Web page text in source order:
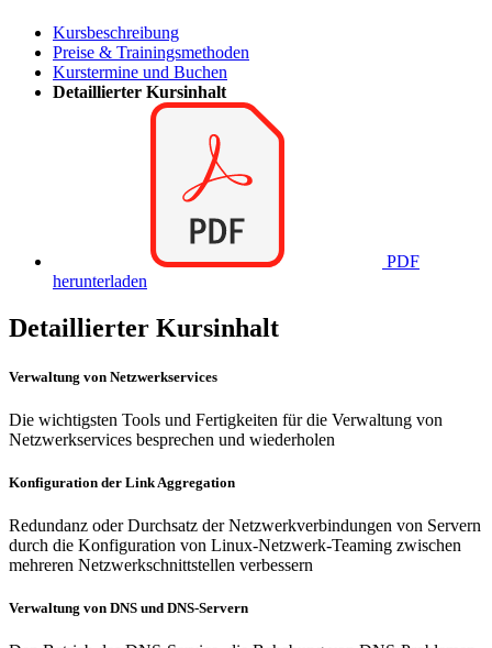
Kursbeschreibung
Preise & Trainingsmethoden
Kurstermine und Buchen
Detaillierter Kursinhalt
PDF
herunterladen
Detaillierter Kursinhalt
Verwaltung von Netzwerkservices
Die wichtigsten Tools und Fertigkeiten für die Verwaltung von
Netzwerkservices besprechen und wiederholen
Konfiguration der Link Aggregation
Redundanz oder Durchsatz der Netzwerkverbindungen von Servern
durch die Konfiguration von Linux-Netzwerk-Teaming zwischen
mehreren Netzwerkschnittstellen verbessern
Verwaltung von DNS und DNS-Servern